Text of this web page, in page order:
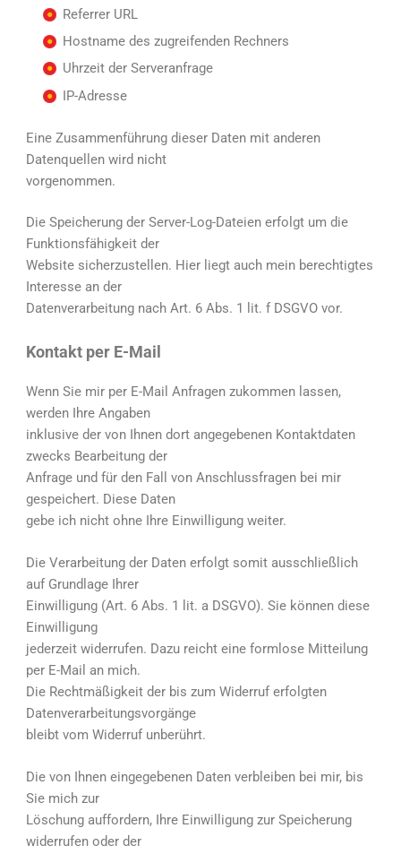
Referrer URL
Hostname des zugreifenden Rechners
Uhrzeit der Serveranfrage
IP-Adresse
Eine Zusammenführung dieser Daten mit anderen
Datenquellen wird nicht
vorgenommen.
Die Speicherung der Server-Log-Dateien erfolgt um die
Funktionsfähigkeit der
Website sicherzustellen. Hier liegt auch mein berechtigtes
Interesse an der
Datenverarbeitung nach Art. 6 Abs. 1 lit. f DSGVO vor.
Kontakt per E-Mail
Wenn Sie mir per E-Mail Anfragen zukommen lassen,
werden Ihre Angaben
inklusive der von Ihnen dort angegebenen Kontaktdaten
zwecks Bearbeitung der
Anfrage und für den Fall von Anschlussfragen bei mir
gespeichert. Diese Daten
gebe ich nicht ohne Ihre Einwilligung weiter.
Die Verarbeitung der Daten erfolgt somit ausschließlich
auf Grundlage Ihrer
Einwilligung (Art. 6 Abs. 1 lit. a DSGVO). Sie können diese
Einwilligung
jederzeit widerrufen. Dazu reicht eine formlose Mitteilung
per E-Mail an mich.
Die Rechtmäßigkeit der bis zum Widerruf erfolgten
Datenverarbeitungsvorgänge
bleibt vom Widerruf unberührt.
Die von Ihnen eingegebenen Daten verbleiben bei mir, bis
Sie mich zur
Löschung auffordern, Ihre Einwilligung zur Speicherung
widerrufen oder der